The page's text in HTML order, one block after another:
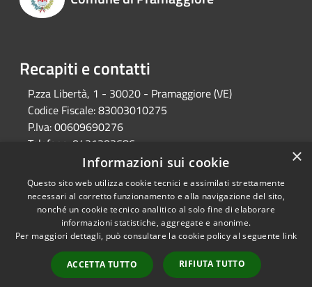
Recapiti e contatti
P.zza Libertà, 1 - 30020 - Pramaggiore (VE)
Codice Fiscale:83003010275
P.Iva:00609690276
Telefono: 0421203686
protocollo@comune.pramaggiore.ve.it
Pec:
protocollo.comune.pramaggiore.ve@pecveneto.it
Accessibilità
Copyright © 2026 • Comune di
Pramaggiore • Powered by
Municipium•
Accesso
redazione
×
Informazioni sui cookie
Questo sito web utilizza cookie tecnici e assimilati strettamente
necessari al corretto funzionamento e alla navigazione del sito,
nonché un cookie tecnico analitico al solo fine di elaborare
informazioni statistiche, aggregate e anonime.
Per maggiori dettagli, può consultare la cookie policy al seguente link
ACCETTA TUTTO RIFIUTA TUTTO